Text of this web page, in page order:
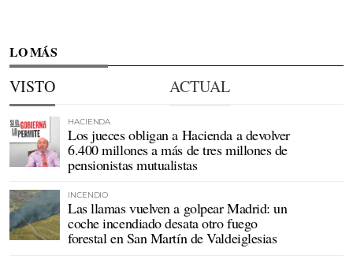
LO MÁS
VISTO ACTUAL
HACIENDA
Los jueces obligan a Hacienda a devolver
6.400 millones a más de tres millones de
pensionistas mutualistas
INCENDIO
Las llamas vuelven a golpear Madrid: un
coche incendiado desata otro fuego
forestal en San Martín de Valdeiglesias